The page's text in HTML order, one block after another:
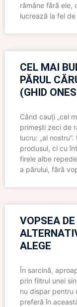
rămâne fără ele,
lucrează la fel
CEL MAI
PĂRUL
(GHID
Când cauți „cel
primești zeci de
lucru: „al
produsul, ci cu
firele albe
a părului, fără
VOPSEA
ALEGE
În sarcină,
prin filtrul unei
nu dispar pentru
preferă în